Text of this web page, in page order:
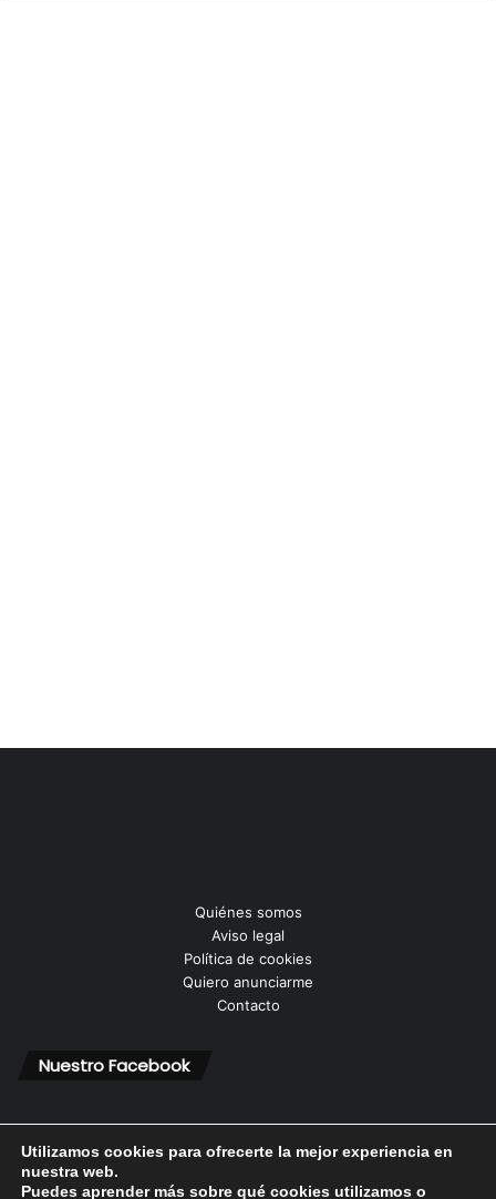
Quiénes somos
Aviso legal
Política de cookies
Quiero anunciarme
Contacto
Nuestro Facebook
Utilizamos cookies para ofrecerte la mejor experiencia en
nuestra web.
Puedes aprender más sobre qué cookies utilizamos o